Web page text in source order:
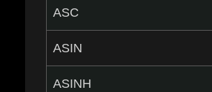
ASC
ASIN
ASINH